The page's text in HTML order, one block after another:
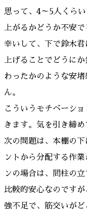
思って、4～5人くら
上がるかどうか不安
幸いして、下で鈴木
上げることでどうに
わったかのような安
ん。
こういうモチベーシ
きます。気を引き締め
次の問題は、本棚の
ントから分配する作
ンの場合は、間柱の
比較的安心なのです
強不足で、筋交いが